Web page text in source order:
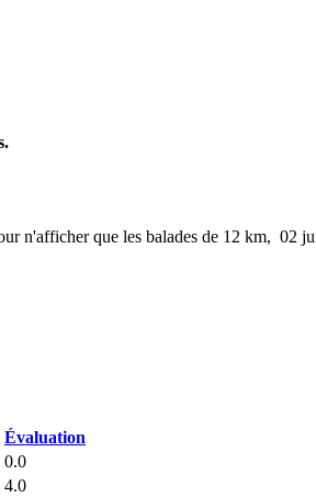
n'afficher que les balades de 12 km, 02
Évaluation
0.0
4.0